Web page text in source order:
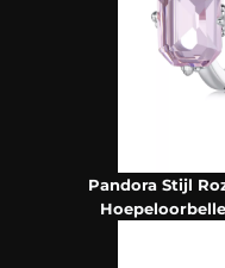
Pandora Stijl